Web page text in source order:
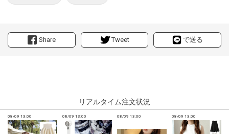
Share Tweet で送る
リアルタイム注文状況
08/09 13:00 08/09 13:00 08/09 13:00 08/09 13:00